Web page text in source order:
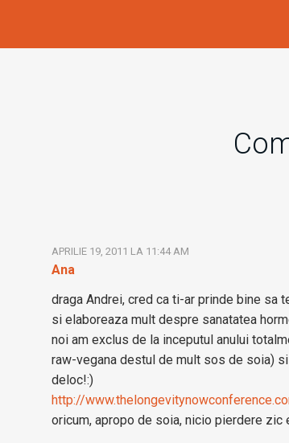
Ana
APRILIE 19, 2011 LA 11:44 AM
draga Andrei, cred ca ti-ar prinde bine sa
si elaboreaza mult despre sanatatea
noi am exclus de la inceputul anului
raw-vegana destul de mult sos de soia)
deloc!:)
http://
oricum, apropo de soia, nicio pierdere zic